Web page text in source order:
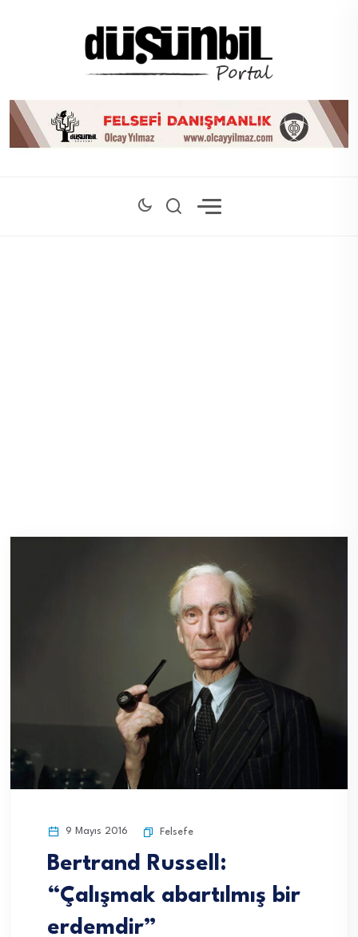
9 Mayıs 2016 Felsefe
Bertrand Russell:
“Çalışmak abartılmış bir
erdemdir”